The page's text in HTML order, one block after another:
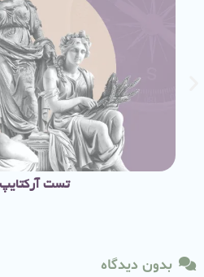
تست آرکتایپ
بدون دیدگاه